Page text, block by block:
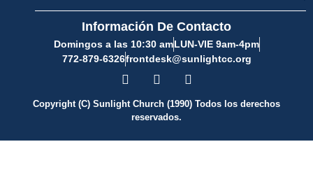
Información De Contacto
Domingos a las 10:30 amLUN-VIE 9am-4pm
772-879-6326frontdesk@sunlightcc.org
Copyright (C) Sunlight Church (1990) Todos los derechos
reservados.